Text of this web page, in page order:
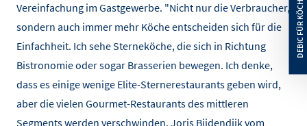
Vereinfachung im Gastgewerbe. "Nicht nur die Verbraucher,
sondern auch immer mehr Köche entscheiden sich für die
Einfachheit. Ich sehe Sterneköche, die sich in Richtung
Bistronomie oder sogar Brasserien bewegen. Ich denke,
dass es einige wenige Elite-Sternerestaurants geben wird,
aber die vielen Gourmet-Restaurants des mittleren
Segments werden verschwinden. Joris Bijdendijk vom